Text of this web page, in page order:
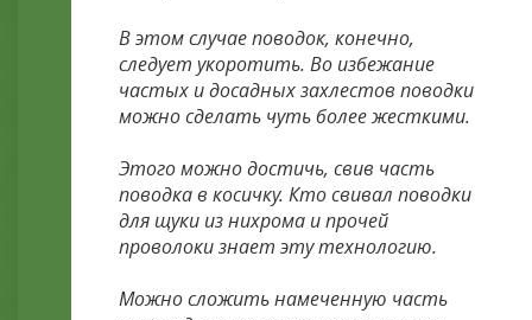
В этом случае поводок, конечно,
следует укоротить. Во избежание
частых и досадных захлестов поводки
можно сделать чуть более жесткими.
Этого можно достичь, свив часть
поводка в косичку. Кто свивал поводки
для щуки из нихрома и прочей
проволоки знает эту технологию.
Можно сложить намеченную часть